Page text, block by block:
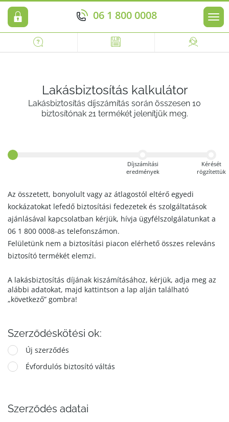
06 1 800 0008
Lakásbiztosítás kalkulátor
Lakásbiztosítás díjszámítás során összesen 10
biztosítónak 21 termékét jelenítjük meg.
Díjszámítási
eredmények
Kérését
rögzítettük
Az összetett, bonyolult vagy az átlagostól eltérő egyedi
kockázatokat lefedő biztosítási fedezetek és szolgáltatások
ajánlásával kapcsolatban kérjük, hívja ügyfélszolgálatunkat a
06 1 800 0008-as telefonszámon.
Felületünk nem a biztosítási piacon elérhető összes releváns
biztosító termékét elemzi.
A lakásbiztosítás díjának kiszámításához, kérjük, adja meg az
alábbi adatokat, majd kattintson a lap alján található
„következő” gombra!
Szerződéskötési ok:
Új szerződés
Évfordulós biztosító váltás
Szerződés adatai